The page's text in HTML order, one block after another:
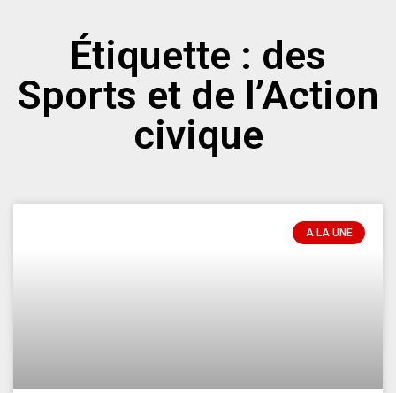
Étiquette : des
Sports et de l’Action
civique
A LA UNE